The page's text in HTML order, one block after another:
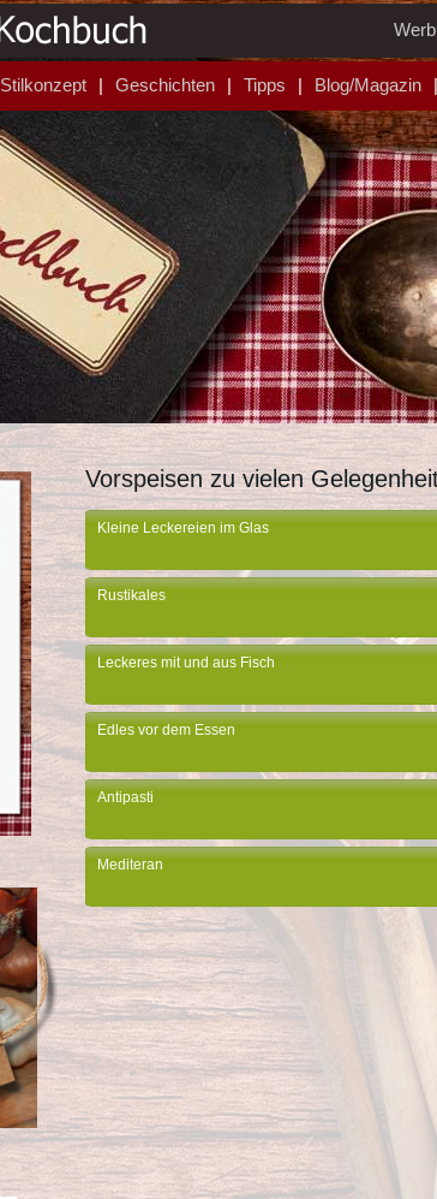
Stilkonzept Geschichten Tipps Blog/Magazin
Vorspeisen zu vielen
Kleine Leckereien im Glas
Rustikales
Leckeres mit und aus Fisch
Edles vor dem Essen
Antipasti
Mediteran